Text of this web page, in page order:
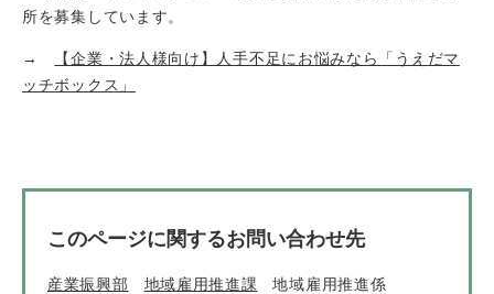
所を募集しています。
→
【企業・法人様向け】人手不足にお悩みなら「うえだマ
ッチボックス」
このページに関するお問い合わせ先
産業振興部 地域雇用推進課 地域雇用推進係